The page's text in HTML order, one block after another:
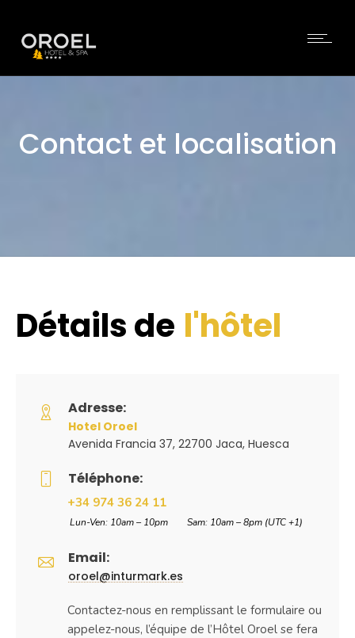
Contact et localisation
Détails de l'hôtel
Adresse:
Hotel Oroel
Avenida Francia 37, 22700 Jaca, Huesca
Téléphone:
+34 974 36 24 11
Lun-Ven: 10am – 10pm Sam: 10am – 8pm (UTC +1)
Email:
oroel@inturmark.es
Contactez-nous en remplissant le formulaire ou
appelez-nous, l’équipe de l’Hôtel Oroel se fera